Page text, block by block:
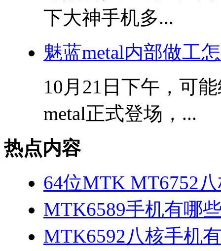
下大神手机多...
魅蓝metal内部做工
10月21日下午，可
metal正式登场，...
热点内容
64位MTK MT6752
MTK6589手机有哪
MTK6592八核手机